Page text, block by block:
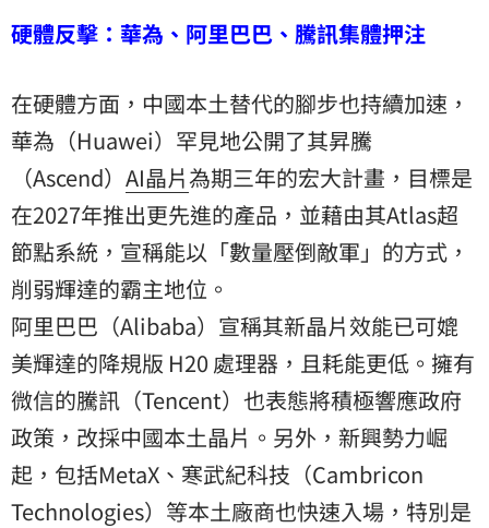
硬體反擊：華為、阿里巴巴、騰訊集體押注
在硬體方面，中國本土替代的腳步也持續加速，
華為（Huawei）罕見地公開了其昇騰
（Ascend） AI晶片為期三年的宏大計畫，目標是
在2027年推出更先進的產品，並藉由其Atlas超
節點系統，宣稱能以「數量壓倒敵軍」的方式，
削弱輝達的霸主地位。
阿里巴巴（Alibaba）宣稱其新晶片效能已可媲
美輝達的降規版 H20 處理器，且耗能更低。擁有
微信的騰訊（Tencent）也表態將積極響應政府
政策，改採中國本土晶片。另外，新興勢力崛
起，包括MetaX、寒武紀科技（Cambricon
Technologies）等本土廠商也快速入場，特別是